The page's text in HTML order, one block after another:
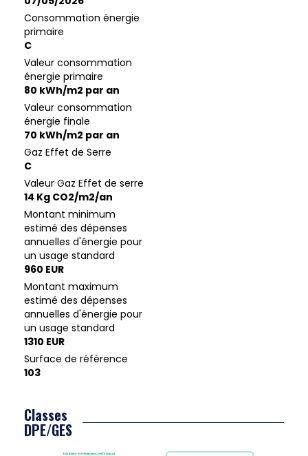
Consommation énergie
primaire
C
Valeur consommation
énergie primaire
80 kWh/m2 par an
Valeur consommation
énergie finale
70 kWh/m2 par an
Gaz Effet de Serre
C
Valeur Gaz Effet de serre
14 Kg CO2/m2/an
Montant minimum
estimé des dépenses
annuelles d'énergie pour
un usage standard
960 EUR
Montant maximum
estimé des dépenses
annuelles d'énergie pour
un usage standard
1310 EUR
Surface de référence
103
Classes
DPE/GES